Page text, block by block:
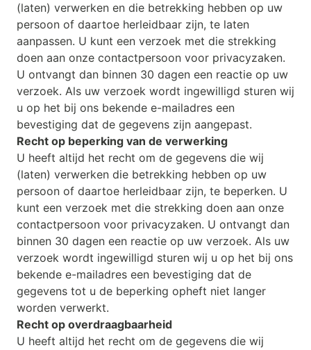
(laten) verwerken en die betrekking hebben op uw
persoon of daartoe herleidbaar zijn, te laten
aanpassen. U kunt een verzoek met die strekking
doen aan onze contactpersoon voor privacyzaken.
U ontvangt dan binnen 30 dagen een reactie op uw
verzoek. Als uw verzoek wordt ingewilligd sturen wij
u op het bij ons bekende e-mailadres een
bevestiging dat de gegevens zijn aangepast.
Recht op beperking van de verwerking
U heeft altijd het recht om de gegevens die wij
(laten) verwerken die betrekking hebben op uw
persoon of daartoe herleidbaar zijn, te beperken. U
kunt een verzoek met die strekking doen aan onze
contactpersoon voor privacyzaken. U ontvangt dan
binnen 30 dagen een reactie op uw verzoek. Als uw
verzoek wordt ingewilligd sturen wij u op het bij ons
bekende e-mailadres een bevestiging dat de
gegevens tot u de beperking opheft niet langer
worden verwerkt.
Recht op overdraagbaarheid
U heeft altijd het recht om de gegevens die wij